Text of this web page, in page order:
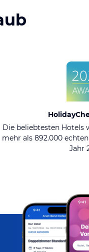
Die beliebtesten Hotels
mehr als 892.000
Jahr